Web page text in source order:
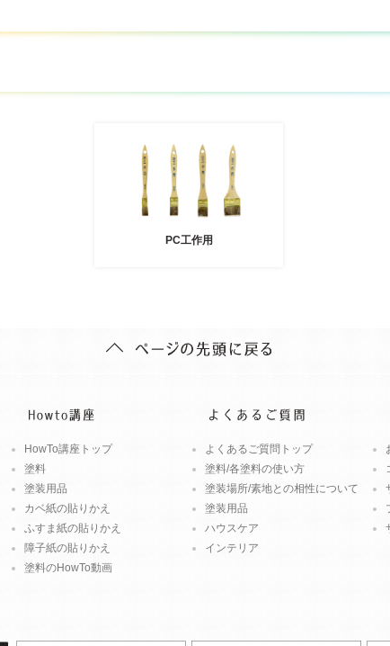
PC工作用
HowTo講座トップ
塗料
塗装用品
カベ紙の貼りかえ
ふすま紙の貼りかえ
障子紙の貼りかえ
塗料のHowTo動画
よくあるご質問トップ
塗料/各塗料の使い方
塗装場所/素地との相性について
塗装用品
ハウスケア
インテリア